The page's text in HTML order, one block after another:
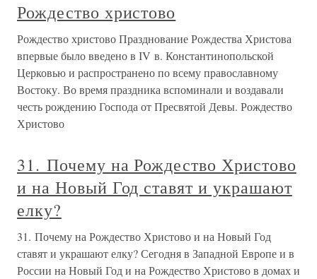
Рождество христово
Рождество христово Празднование Рождества Христова
впервые было введено в ІV в. Константинопольской
Церковью и распространено по всему православному
Востоку. Во время праздника вспоминали и воздавали
честь рождению Господа от Пресвятой Девы. Рождество
Христово
31. Почему на Рождество Христово
и на Новый Год ставят и украшают
елку?
31. Почему на Рождество Христово и на Новый Год
ставят и украшают елку? Сегодня в Западной Европе и в
России на Новый Год и на Рождество Христово в домах и